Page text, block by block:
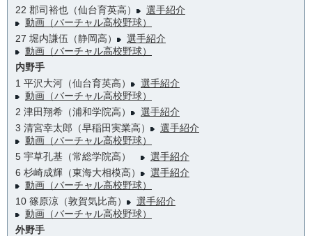
22 郡司裕也（仙台育英高）
選手紹介
動画（バーチャル高校野球）
27 堀内謙伍（静岡高）
選手紹介
動画（バーチャル高校野球）
内野手
1 平沢大河（仙台育英高）
選手紹介
動画（バーチャル高校野球）
2 津田翔希（浦和学院高）
選手紹介
3 清宮幸太郎（早稲田実業高）
選手紹介
動画（バーチャル高校野球）
5 宇草孔基（常総学院高）
選手紹介
6 杉崎成輝（東海大相模高）
選手紹介
動画（バーチャル高校野球）
10 篠原涼（敦賀気比高）
選手紹介
動画（バーチャル高校野球）
外野手